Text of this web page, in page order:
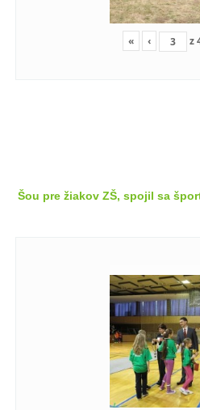
« ‹ z
Šou pre žiakov ZŠ, spojil sa